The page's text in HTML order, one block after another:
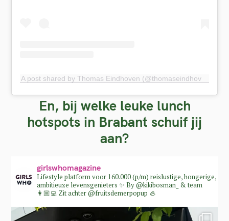
En, bij welke leuke lunch
hotspots in Brabant schuif jij
aan?
girlswhomagazine
Lifestyle platform voor 160.000 (p/m) reislustige, hongerige,
ambitieuze levensgenieters ✨ By @kikibosman_ & team
👩🏼‍💻 Zit achter @fruitsdemerpopup 🦪